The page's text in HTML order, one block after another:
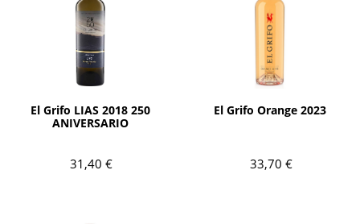
El Grifo LIAS 2018 250
ANIVERSARIO
31,40 €
AÑADIR
El Grifo Orange 2023
33,70 €
AÑADIR